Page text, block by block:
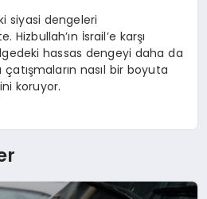
siyasi dengeleri
İsrail’e karşı
hassas dengeyi daha da
nasıl bir boyuta
koruyor.